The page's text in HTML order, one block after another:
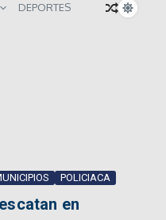
DEPORTES
POLICIACA
en